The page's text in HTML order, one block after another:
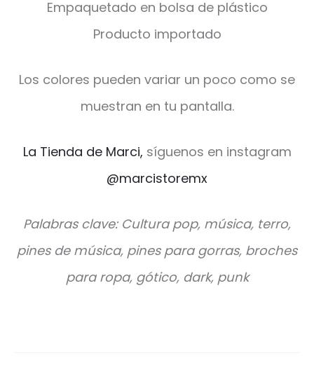
Empaquetado en bolsa de plástico
Producto importado
Los colores pueden variar un poco como se
muestran en tu pantalla.
La Tienda de Marci, síguenos en instagram
@marcistoremx
Palabras clave: Cultura pop, música, terro,
pines de música, pines para gorras, broches
para ropa, gótico, dark, punk